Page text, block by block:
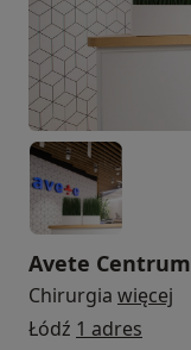
Avete
Chirurgia więcej
Łódź 1 adres